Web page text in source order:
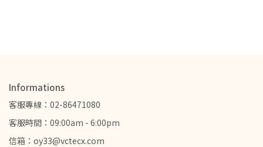
Informations
客服專線：02-86471080
客服時間：09:00am - 6:00pm
信箱：oy33@vctecx.com